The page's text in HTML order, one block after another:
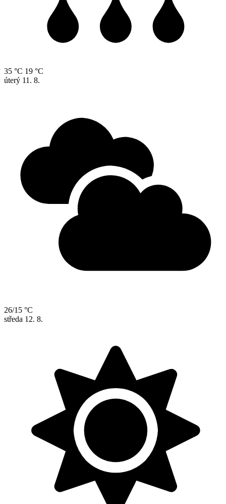
35 °C 19 °C
úterý 11. 8.
26/15 °C
středa 12. 8.